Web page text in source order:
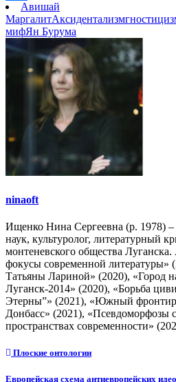
Отправить
Авишай
МаргалитАксидентализм
мифЯн Бурума
ninaoft
Ищенко Нина Сергеевна (р. 1978)
наук, культуролог, литературный
монтеневского общества
фокусы современной литературы»
Татьяны Лариной» (2020), «Город
Луганск-2014» (2020), «Борьба
Этерны”» (2021), «Южный
Донбасс» (2021), «Псевдоморфозы
пространствах современности»
Навигация
по
Плоские онтологии
Европейская схема антиевропейских